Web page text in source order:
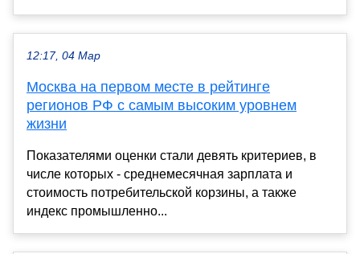
12:17, 04 Мар
Москва на первом месте в рейтинге
регионов РФ с самым высоким уровнем
жизни
Показателями оценки стали девять критериев, в
числе которых - среднемесячная зарплата и
стоимость потребительской корзины, а также
индекс промышленно...